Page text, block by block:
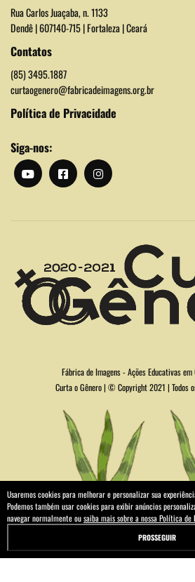
Rua Carlos Juaçaba, n. 1133
Dendê | 607140-715 | Fortaleza | Ceará
Contatos
(85) 3495.1887
curtaogenero@fabricadeimagens.org.br
Política de Privacidade
Siga-nos:
Fábrica de Imagens - Ações Educativas em
Curta o Gênero | © Copyright 2021 | Todos
Usaremos cookies para melhorar e personalizar sua
Podemos também usar cookies para exibir anúncios
navegar normalmente ousaiba mais sobre a nossa Política de
PROSSEGUIR